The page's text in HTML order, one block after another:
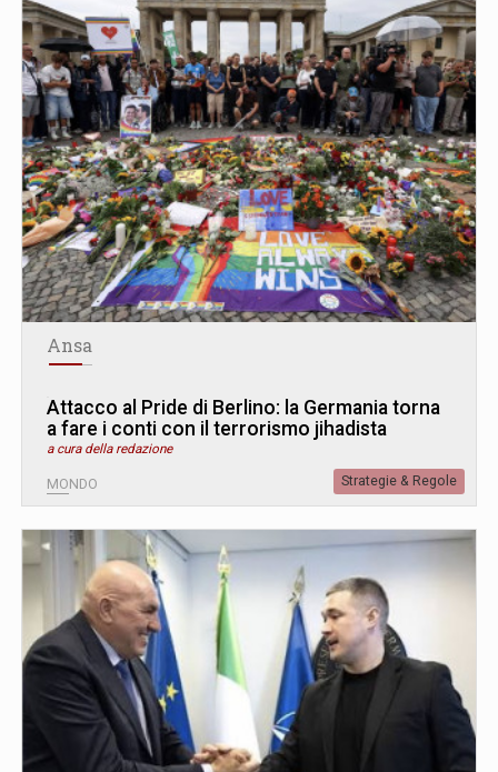
Ansa
Attacco al Pride di Berlino: la Germania torna
a fare i conti con il terrorismo jihadista
a cura della redazione
MONDO Strategie & Regole